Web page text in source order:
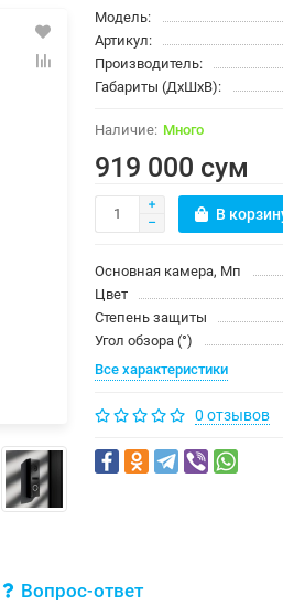
Модель:
Артикул:
Производитель:
Габариты (ДхШхВ):
Много
919 000 сум
В
Основная камера, Мп
Цвет
Степень защиты
Угол обзора (°)
Все характеристики
0 отзывов
Вопрос-ответ